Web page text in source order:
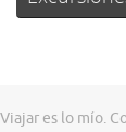
Viajar es lo mío.